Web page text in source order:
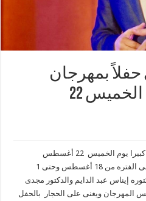
بمهرجان
محكى القلعه يوم الخميس 22
يحيى النجم الكبير على الحجار حفلاً كبيرا يوم الخميس 22 أغسطس
بمهرجان محكى القلعه والذى يقام فى الفتره من 18 أغسطس وحتى 1
إيناس عبد الدايم والدكتور مجدى
المهرجان ويغنى على الحجار بالحفل